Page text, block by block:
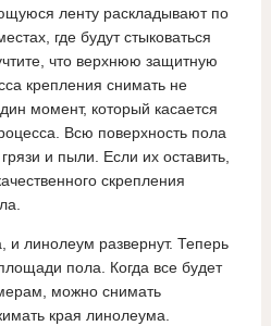
ленту раскладывают по
где будут стыковаться
что верхнюю защитную
крепления снимать не
момент, который касается
Всю поверхность пола
и пыли. Если их оставить,
скрепления
и линолеум развернут. Теперь
пола. Когда все будет
можно снимать
края линолеума.